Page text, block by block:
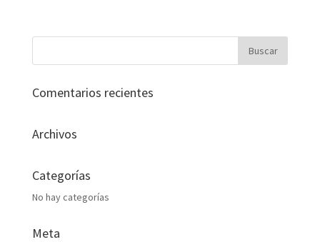
Comentarios recientes
Archivos
Categorías
No hay categorías
Meta